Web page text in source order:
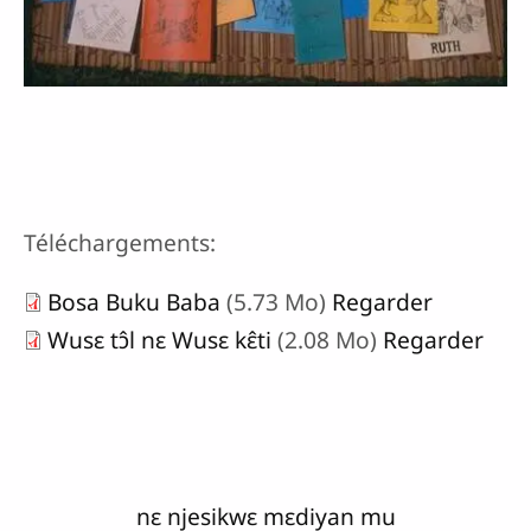
Téléchargements:
Bosa Buku Baba (5.73 Mo) Regarder
Wusɛ tɔ̂l nɛ Wusɛ kɛ̂ti (2.08 Mo) Regarder
nɛ njesikwɛ mɛdiyan mu